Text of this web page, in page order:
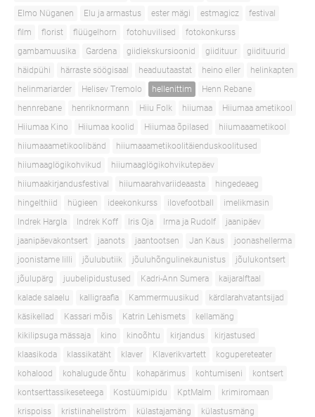
Elmo Nüganen
Elu ja armastus ester mägi estmagicz
festival
film
florist flüügelhorn fotohuvilised
fotokonkurss
gambamuusika
Gardena giidiekskursioonid giidituur
giidituurid
häidpühi
härraste söögisaal headuutaastat heino eller
helinkapten
helinmariarder
Helisev Tremolo hellenittim
Henn Rebane
hennrebane
henriknormann Hiiu Folk hiiumaa
Hiiumaa ametikool
Hiiumaa Kino
Hiiumaa koolid Hiiumaa õpilased
hiiumaaametikool
hiiumaaametikoolibänd
hiiumaaametikoolitäienduskoolitused
hiiumaaglögikohvikud
hiiumaaglögikohvikutepäev
hiiumaakirjandusfestival
hiiumaarahvariideaasta
hingedeaeg
hingelthiid
hügieen ideekonkurss ilovefootball
imelikmasin
Indrek Hargla
Indrek Koff Iris Oja Irma ja Rudolf
jaanipäev
jaanipäevakontsert
jaanots jaantootsen Jan Kaus
joonashellerma
joonistame lilli
jõulubutiik jõuluhõngulinekaunistus
jõulukontsert
jõulupärg
juubelipidustused Kadri-Ann Sumera
kaijaralftaal
kalade salaelu
kalligraafia Kammermuusikud
kärdlarahvatantsijad
käsikellad
Kassari mõis Katrin Lehismets
kellamäng
kikilipsuga mässaja
kino kinoõhtu kirjandus
kirjastused
klaasikoda
klassikatäht klaver Klaverikvartett
kogupereteater
kohalood
kohalugude õhtu kohapärimus kohtumiseni
kontsert
kontserttassikeseteega
Kostüümipidu KptMalm
krimiromaan
krispoiss
kristiinahellström külastajamäng
külastusmäng